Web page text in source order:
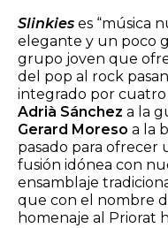
Slinkies es “música
elegante y un poco
grupo joven que
del pop al rock
integrado por cuatro
Adrià Sánchez a la
Gerard Moreso a la
pasado para ofrecer
fusión idónea con
ensamblaje
que con el nombre
homenaje al Priorat